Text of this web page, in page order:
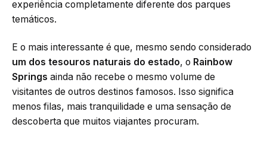
experiência completamente diferente dos parques
temáticos.
E o mais interessante é que, mesmo sendo considerado
um dos tesouros naturais do estado, o Rainbow
Springs ainda não recebe o mesmo volume de
visitantes de outros destinos famosos. Isso significa
menos filas, mais tranquilidade e uma sensação de
descoberta que muitos viajantes procuram.